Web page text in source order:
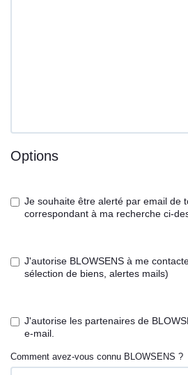
Options
Je souhaite être alerté par email de
correspondant à ma recherche ci-
J'autorise BLOWSENS à me
sélection de biens, alertes mails)
J'autorise les partenaires de
e-mail.
Comment avez-vous connu BLOWSENS ?